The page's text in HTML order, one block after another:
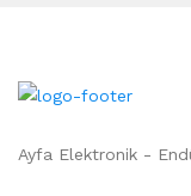
Ayfa Elektronik -